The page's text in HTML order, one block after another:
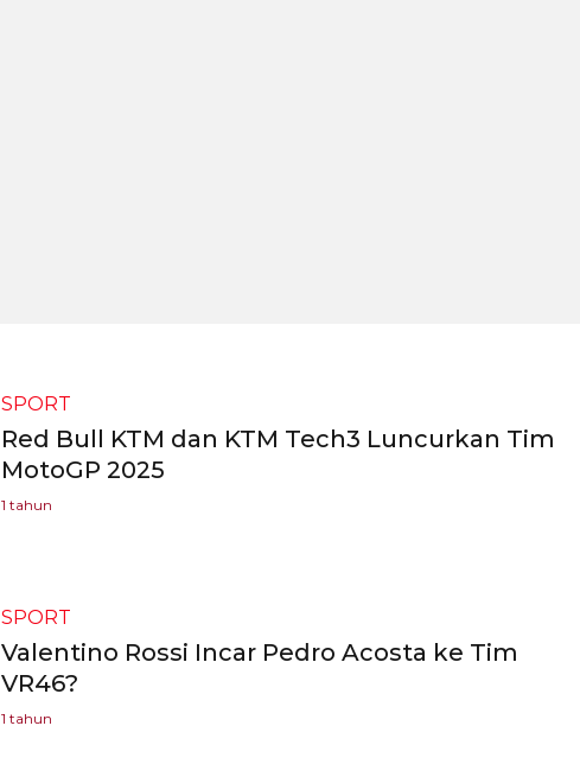
SPORT
Red Bull KTM dan KTM Tech3 Luncurkan Tim
MotoGP 2025
1 tahun
SPORT
Valentino Rossi Incar Pedro Acosta ke Tim
VR46?
1 tahun